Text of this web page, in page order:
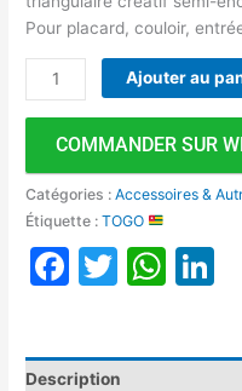
Pour placard, couloir,
Ajouter au
COMMANDER SUR
Catégories :Accessoires &
Étiquette :TOGO
Facebook
Twitter
Description